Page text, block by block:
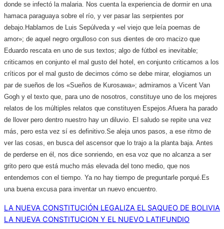
donde se infectó la malaria. Nos cuenta la experiencia de dormir en una
hamaca paraguaya sobre el río, y ver pasar las serpientes por
debajo. Hablamos de Luis Sepúlveda y «el viejo que leía poemas de
amor»; de aquel negro orgulloso con sus dientes de oro macizo que
Eduardo rescata en uno de sus textos; algo de fútbol es inevitable;
criticamos en conjunto el mal gusto del hotel, en conjunto criticamos a los
críticos por el mal gusto de decirnos cómo se debe mirar, elogiamos un
par de sueños de los «Sueños de Kurosawa»; admiramos a Vicent Van
Gogh y el texto que, para uno de nosotros, constituye uno de los mejores
relatos de los múltiples relatos que constituyen Espejos.Afuera ha parado
de llover pero dentro nuestro hay un diluvio. El saludo se repite una vez
más, pero esta vez sí es definitivo.Se aleja unos pasos, a ese ritmo de
ver las cosas, en busca del ascensor que lo trajo a la planta baja. Antes
de perderse en él, nos dice sonriendo, en esa voz que no alcanza a ser
grito pero que está mucho más elevada del tono medio, que nos
entendemos con el tiempo. Ya no hay tiempo de preguntarle porqué. Es
una buena excusa para inventar un nuevo encuentro.
LA NUEVA CONSTITUCIÓN LEGALIZA EL SAQUEO DE BOLIVIA
LA NUEVA CONSTITUCION Y EL NUEVO LATIFUNDIO